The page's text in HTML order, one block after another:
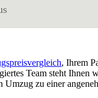
, Ihrem
Team steht Ihnen
zu einer